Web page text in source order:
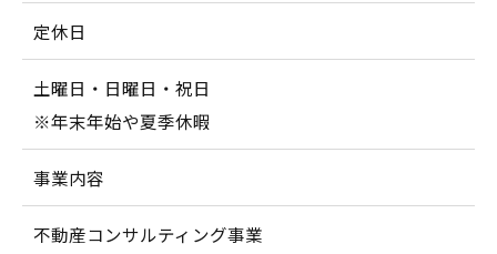
定休日
土曜日・日曜日・祝日
※年末年始や夏季休暇
事業内容
不動産コンサルティング事業